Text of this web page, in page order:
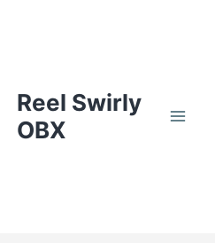
Reel Swirly
OBX